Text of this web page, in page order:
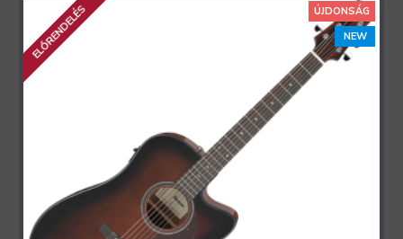
ÚJDONSÁG
NEW
ELŐRENDELÉS